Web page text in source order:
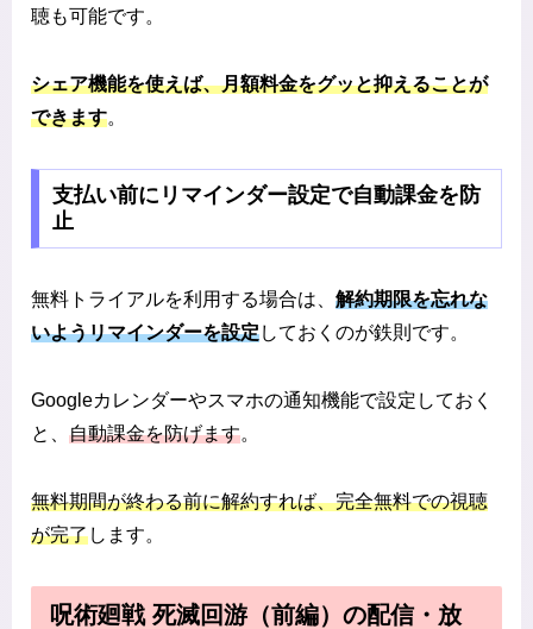
聴も可能です。
シェア機能を使えば、月額料金をグッと抑えることが
できます。
支払い前にリマインダー設定で自動課金を防
止
無料トライアルを利用する場合は、 解約期限を忘れな
いようリマインダーを設定しておくのが鉄則です。
Googleカレンダーやスマホの通知機能で設定しておく
と、 自動課金を防げます。
無料期間が終わる前に解約すれば、完全無料での視聴
が完了します。
呪術廻戦 死滅回游（前編）の配信・放